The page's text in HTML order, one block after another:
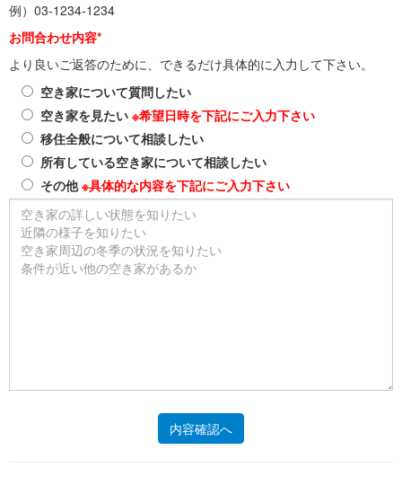
例）03-1234-1234
お問合わせ内容*
より良いご返答のために、できるだけ具体的に入力して下さい。
空き家について質問したい
空き家を見たい ※希望日時を下記にご入力下さい
移住全般について相談したい
所有している空き家について相談したい
その他※具体的な内容を下記にご入力下さい